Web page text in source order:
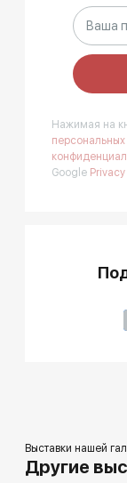
Нажимая на
Google
Выставки нашей
Другие